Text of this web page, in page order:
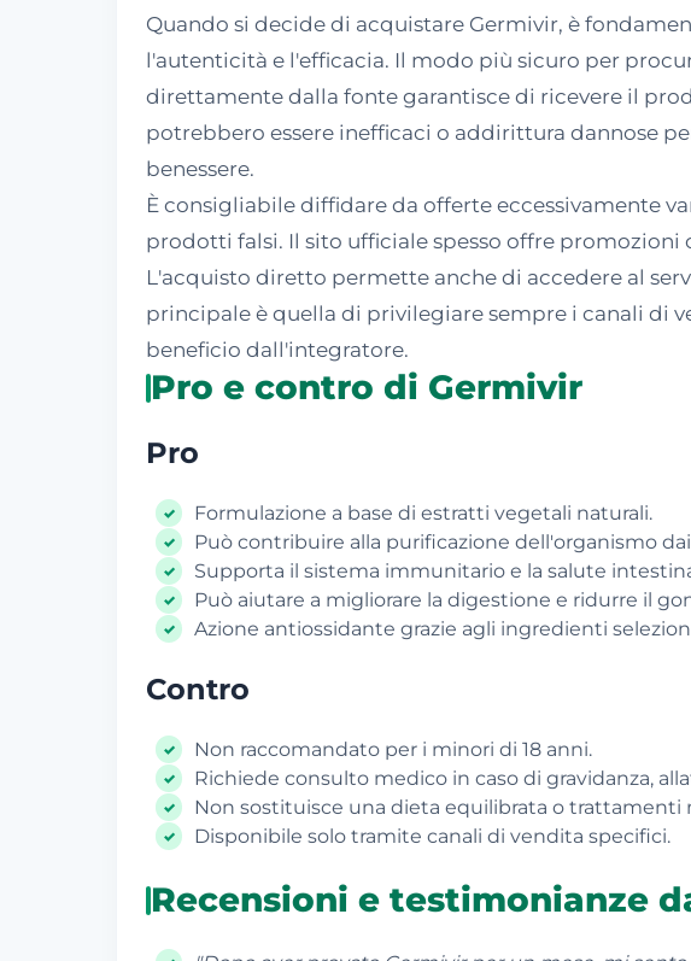
Quando si decide di acquistare Germivir, è
l'autenticità e l'efficacia. Il modo più sicuro per
direttamente dalla fonte garantisce di ricevere il
potrebbero essere inefficaci o addirittura dannose
benessere.
È consigliabile diffidare da offerte eccessivamente
prodotti falsi. Il sito ufficiale spesso offre
L'acquisto diretto permette anche di accedere al
principale è quella di privilegiare sempre i canali di
beneficio dall'integratore.
Pro e contro di Germivir
Pro
Formulazione a base di estratti vegetali naturali.
Può contribuire alla purificazione dell'organismo
Supporta il sistema immunitario e la salute
Può aiutare a migliorare la digestione e ridurre il
Azione antiossidante grazie agli ingredienti
Contro
Non raccomandato per i minori di 18 anni.
Richiede consulto medico in caso di gravidanza,
Non sostituisce una dieta equilibrata o trattamenti
Disponibile solo tramite canali di vendita specifici.
Recensioni e testimonianze